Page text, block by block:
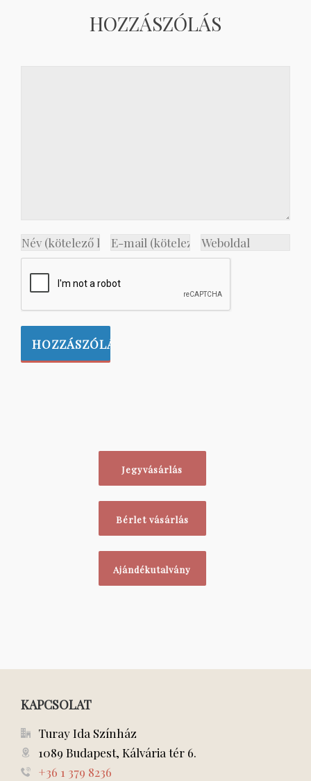
HOZZÁSZÓLÁS
Jegyvásárlás
Bérlet vásárlás
Ajándékutalvány
KAPCSOLAT
Turay Ida Színház
1089 Budapest, Kálvária tér 6.
+36 1 379 8236